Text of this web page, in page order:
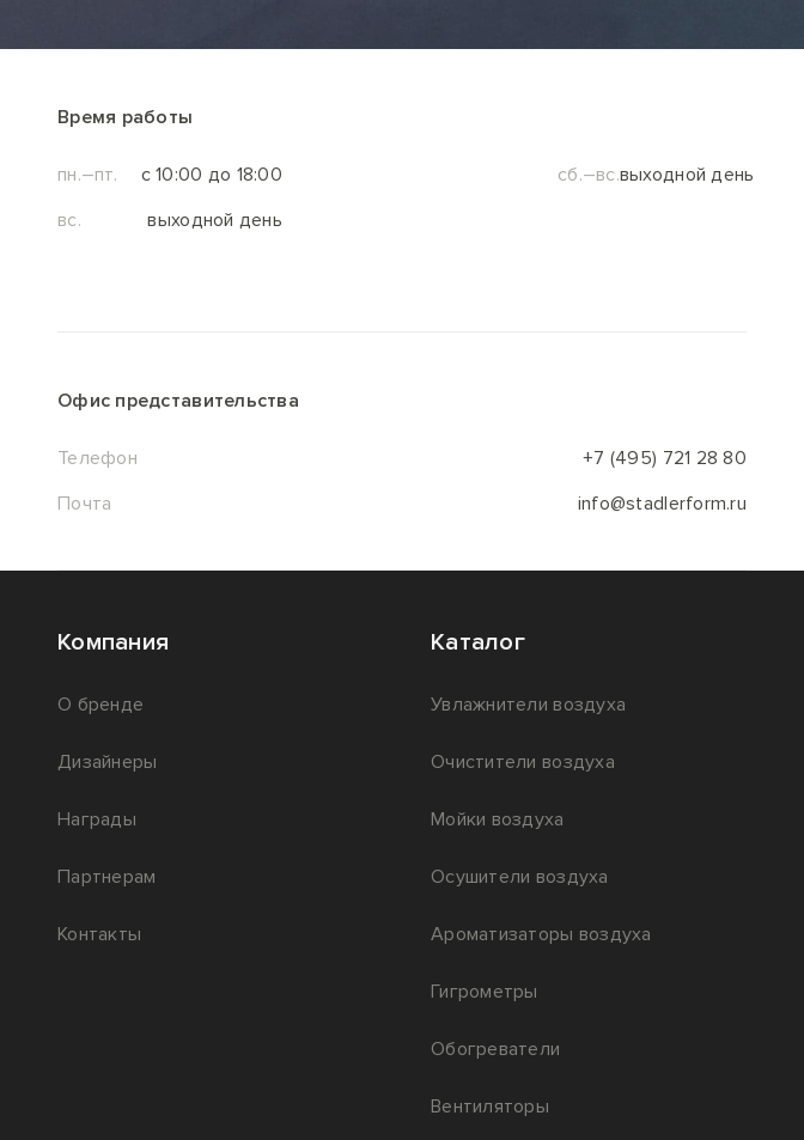
Компания
О бренде
Дизайнеры
Награды
Партнерам
Контакты
Каталог
Увлажнители воздуха
Очистители воздуха
Мойки воздуха
Осушители воздуха
Ароматизаторы воздуха
Гигрометры
Обогреватели
Вентиляторы
Время работы
пн.–пт. с 10:00 до 18:00 сб.–вс.выходной день
вс.
выходной день
Офис представительства
Телефон
+7 (495) 721 28 80
Почта
info@stadlerform.ru